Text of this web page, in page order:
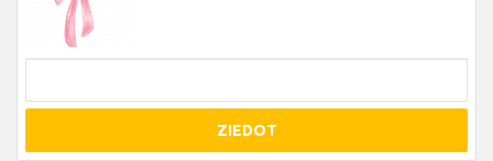
ZIEDOT